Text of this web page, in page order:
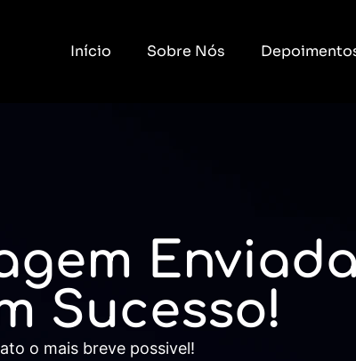
Início Sobre Nós
Enviada
Sucesso!
o mais breve possivel!